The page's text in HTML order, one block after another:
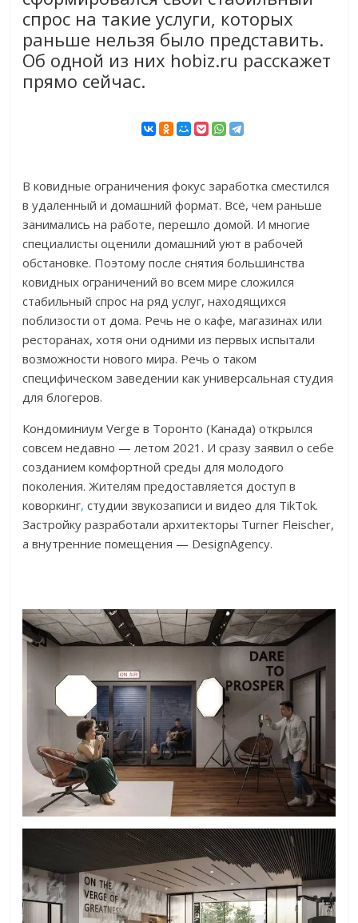
спрос на такие услуги, которых
раньше нельзя было представить.
Об одной из них hobiz.ru расскажет
прямо сейчас.
В ковидные ограничения фокус заработка сместился
в удаленный и домашний формат. Всё, чем раньше
занимались на работе, перешло домой. И многие
специалисты оценили домашний уют в рабочей
обстановке. Поэтому после снятия большинства
ковидных ограничений во всем мире сложился
стабильный спрос на ряд услуг, находящихся
поблизости от дома. Речь не о кафе, магазинах или
ресторанах, хотя они одними из первых испытали
возможности нового мира. Речь о таком
специфическом заведении как универсальная студия
для блогеров.
Кондоминиум Verge в Торонто (Канада) открылся
совсем недавно — летом 2021. И сразу заявил о себе
созданием комфортной среды для молодого
поколения. Жителям предоставляется доступ в
коворкинг, студии звукозаписи и видео для TikTok.
Застройку разработали архитекторы Turner Fleischer,
а внутренние помещения — DesignAgency.